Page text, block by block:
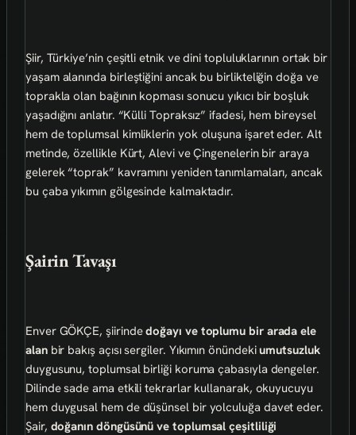
Şiir, Türkiye’nin çeşitli etnik ve dini topluluklarının ortak bir
yaşam alanında birleştiğini ancak bu birlikteliğin doğa ve
toprakla olan bağının kopması sonucu yıkıcı bir boşluk
yaşadığını anlatır. “Külli Topraksız” ifadesi, hem bireysel
hem de toplumsal kimliklerin yok oluşuna işaret eder. Alt
metinde, özellikle Kürt, Alevi ve Çingenelerin bir araya
gelerek “toprak” kavramını yeniden tanımlamaları, ancak
bu çaba yıkımın gölgesinde kalmaktadır.
Şairin Tavaşı
Enver GÖKÇE, şiirindedoğayı ve toplumu bir arada ele
alanbir bakış açısı sergiler. Yıkımın önündekiumutsuzluk
duygusunu, toplumsal birliği koruma çabasıyla dengeler.
Dilinde sade ama etkili tekrarlar kullanarak, okuyucuyu
hem duygusal hem de düşünsel bir yolculuğa davet eder.
Şair, doğanın döngüsünü ve toplumsal çeşitliliği